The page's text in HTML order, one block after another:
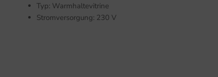
Typ: Warmhaltevitrine
Stromversorgung: 230 V